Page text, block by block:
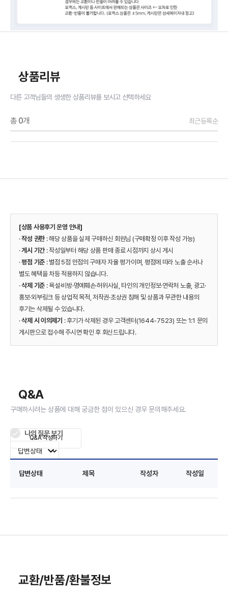
상품리뷰
다른 고객님들의 생생한 상품리뷰를 보시고 선택하세요
총 0개 최근등록순
[상품 사용후기 운영 안내]
·작성 권한 : 해당 상품을 실제 구매하신 회원님 (구매확정 이후 작성 가능)
·게시 기간: 작성일부터 해당 상품 판매 종료 시점까지 상시 게시
·평점 기준 : 별점 5점 만점의 구매자 자율 평가이며, 평점에 따라 노출 순서나
별도 혜택을 차등 적용하지 않습니다.
·삭제 기준 : 욕설·비방·명예훼손·허위사실, 타인의 개인정보·연락처 노출, 광고·
홍보·외부링크 등 상업적 목적, 저작권·초상권 침해 및 상품과 무관한 내용의
후기는 삭제될 수 있습니다.
·삭제 시 이의제기 : 후기가 삭제된 경우 고객센터(1644-7523) 또는 1:1 문의
게시판으로 접수해 주시면 확인 후 회신드립니다.
Q&A
구매하시려는 상품에 대해 궁금한 점이 있으신 경우 문의해주세요.
나의 질문 보기
답변상태 제목 작성자 작성일
Q&A 작성하기
교환/반품/환불정보